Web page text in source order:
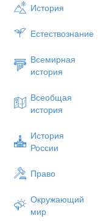
История
Естествознание
Всемирная
история
Всеобщая
история
История
России
Право
Окружающий
мир